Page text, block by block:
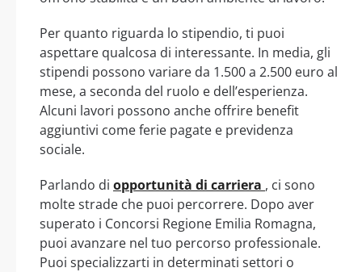
Per quanto riguarda lo stipendio, ti puoi
aspettare qualcosa di interessante. In media, gli
stipendi possono variare da 1.500 a 2.500 euro al
mese, a seconda del ruolo e dell’esperienza.
Alcuni lavori possono anche offrire benefit
aggiuntivi come ferie pagate e previdenza
sociale.
Parlando di opportunità di carriera , ci sono
molte strade che puoi percorrere. Dopo aver
superato i Concorsi Regione Emilia Romagna,
puoi avanzare nel tuo percorso professionale.
Puoi specializzarti in determinati settori o